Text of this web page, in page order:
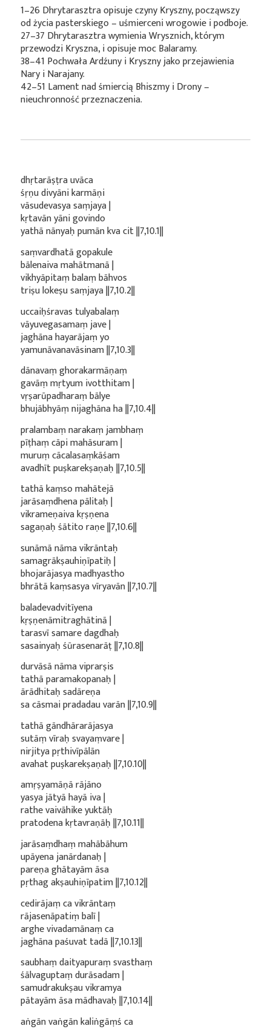
1–26 Dhrytarasztra opisuje czyny Kryszny, począwszy
od życia pasterskiego – uśmierceni wrogowie i podboje.
27–37 Dhrytarasztra wymienia Wrysznich, którym
przewodzi Kryszna, i opisuje moc Balaramy.
38–41 Pochwała Ardźuny i Kryszny jako przejawienia
Nary i Narajany.
42–51 Lament nad śmiercią Bhiszmy i Drony –
nieuchronność przeznaczenia.
dhṛtarāṣṭra uvāca
śṛṇu divyāni karmāṇi
vāsudevasya saṃjaya |
kṛtavān yāni govindo
yathā nānyaḥ pumān kva cit ||7,10.1||
saṃvardhatā gopakule
bālenaiva mahātmanā |
vikhyāpitaṃ balaṃ bāhvos
triṣu lokeṣu saṃjaya ||7,10.2||
uccaiḥśravas tulyabalaṃ
vāyuvegasamaṃ jave |
jaghāna hayarājaṃ yo
yamunāvanavāsinam ||7,10.3||
dānavaṃ ghorakarmāṇaṃ
gavāṃ mṛtyum ivotthitam |
vṛṣarūpadharaṃ bālye
bhujābhyāṃ nijaghāna ha ||7,10.4||
pralambaṃ narakaṃ jambhaṃ
pīṭhaṃ cāpi mahāsuram |
muruṃ cācalasaṃkāśam
avadhīt puṣkarekṣaṇaḥ ||7,10.5||
tathā kaṃso mahātejā
jarāsaṃdhena pālitaḥ |
vikrameṇaiva kṛṣṇena
sagaṇaḥ śātito raṇe ||7,10.6||
sunāmā nāma vikrāntaḥ
samagrākṣauhiṇīpatiḥ |
bhojarājasya madhyastho
bhrātā kaṃsasya vīryavān ||7,10.7||
baladevadvitīyena
kṛṣṇenāmitraghātinā |
tarasvī samare dagdhaḥ
sasainyaḥ śūrasenarāṭ ||7,10.8||
durvāsā nāma viprarṣis
tathā paramakopanaḥ |
ārādhitaḥ sadāreṇa
sa cāsmai pradadau varān ||7,10.9||
tathā gāndhārarājasya
sutāṃ vīraḥ svayaṃvare |
nirjitya pṛthivīpālān
avahat puṣkarekṣaṇaḥ ||7,10.10||
amṛṣyamāṇā rājāno
yasya jātyā hayā iva |
rathe vaivāhike yuktāḥ
pratodena kṛtavraṇāḥ ||7,10.11||
jarāsaṃdhaṃ mahābāhum
upāyena janārdanaḥ |
pareṇa ghātayām āsa
pṛthag akṣauhiṇīpatim ||7,10.12||
cedirājaṃ ca vikrāntaṃ
rājasenāpatiṃ balī |
arghe vivadamānaṃ ca
jaghāna paśuvat tadā ||7,10.13||
saubhaṃ daityapuraṃ svasthaṃ
śālvaguptaṃ durāsadam |
samudrakukṣau vikramya
pātayām āsa mādhavaḥ ||7,10.14||
aṅgān vaṅgān kaliṅgāṃś ca